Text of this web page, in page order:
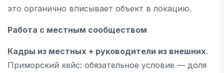
это органично вписывает объект в локацию.
Работа с местным сообществом
Кадры из местных + руководители из внешних.
Приморский кейс: обязательное условие — доля